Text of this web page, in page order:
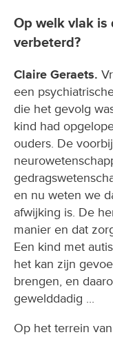
Op welk vlak is
verbeterd?
Claire Geraets.
een
die het gevolg
kind had
ouders. De
en nu weten we
afwijking is. De
manier en dat
Een kind met
het kan zijn
brengen, en
gewelddadig ...
Op het terrein